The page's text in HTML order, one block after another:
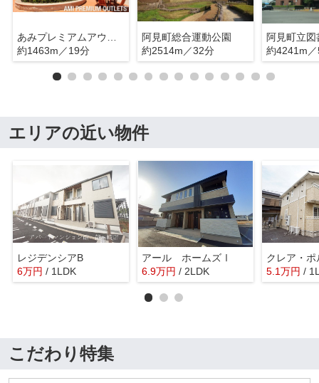
約1463m／19分
阿見町総合運動公園
約2514m／32分
阿見町立図
約4241m
エリアの近い物件
レジデンシアB
6万円 / 1LDK
アール ホームズⅠ
6.9万円 / 2LDK
クレア・ポ
5.1万円 /
こだわり特集